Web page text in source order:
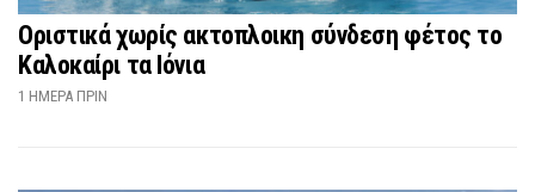
Οριστικά χωρίς ακτοπλοικη σύνδεση φέτος το
Καλοκαίρι τα Ιόνια
1 ΗΜΈΡΑ ΠΡΙΝ